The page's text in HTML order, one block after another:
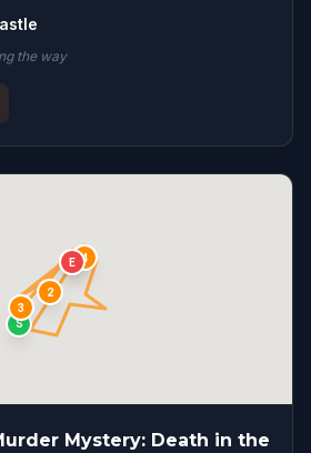
the way
S
1
2
3
4
E
Mystery: Death in the